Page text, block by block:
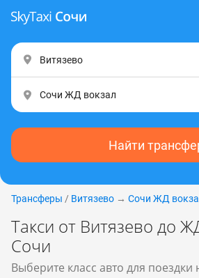
Найти
Трансферы / Витязево → Сочи ЖД
Такси от Витязево до
Сочи
Выберите класс авто для поездки